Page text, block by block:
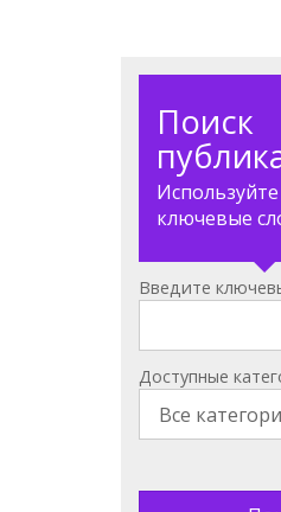
Поиск
ключевые
Введите
Доступные